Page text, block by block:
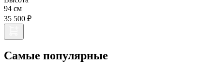
94 см
35 500 ₽
Самые популярные